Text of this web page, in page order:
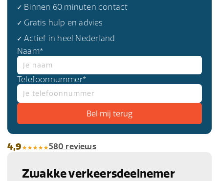
✓ Binnen 60 minuten contact
✓ Gratis hulp en advies
✓ Actief in heel Nederland
Naam*
Telefoonnummer*
4,9 580 reviews
Zwakke verkeersdeelnemer